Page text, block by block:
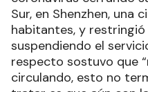
Sur, en Shenzhen, una
habitantes, y restringió
suspendiendo el
respecto sostuvo que
circulando, esto no